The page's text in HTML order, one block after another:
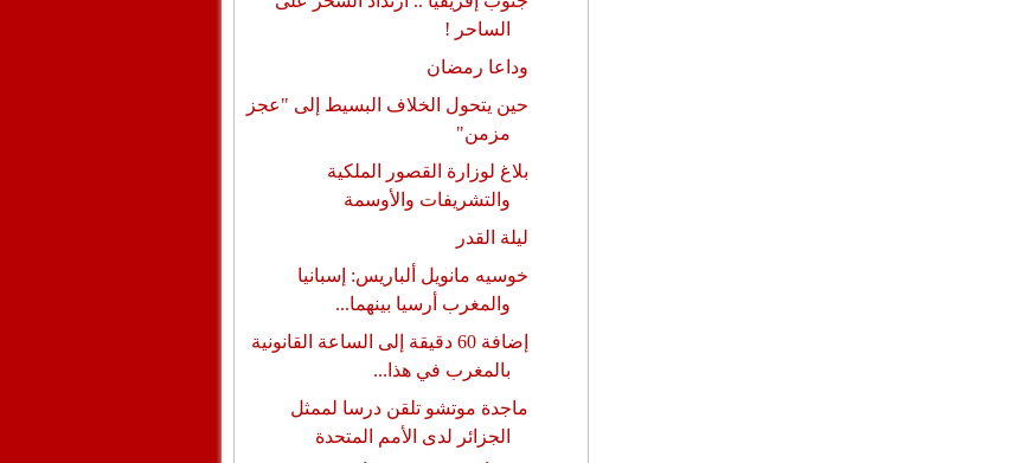
الساحر !
وداعا رمضان
حين يتحول الخلاف البسيط إلى "عجز
مزمن"
بلاغ لوزارة القصور الملكية
والتشريفات والأوسمة
ليلة القدر
خوسيه مانويل ألباريس: إسبانيا
والمغرب أرسيا بينهما...
إضافة 60 دقيقة إلى الساعة القانونية
بالمغرب في هذا...
ماجدة موتشو تلقن درسا لممثل
الجزائر لدى الأمم المتحدة